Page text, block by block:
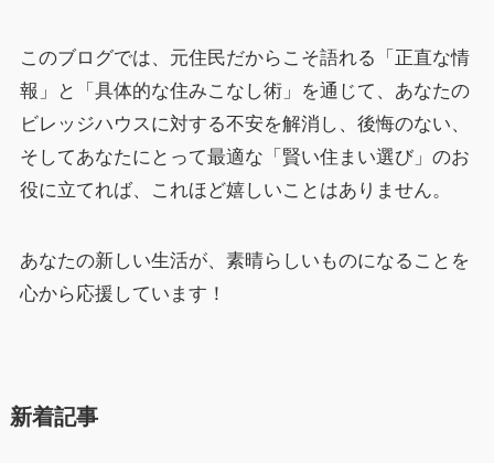
このブログでは、元住民だからこそ語れる「正直な情
報」と「具体的な住みこなし術」を通じて、あなたの
ビレッジハウスに対する不安を解消し、後悔のない、
そしてあなたにとって最適な「賢い住まい選び」のお
役に立てれば、これほど嬉しいことはありません。
あなたの新しい生活が、素晴らしいものになることを
心から応援しています！
新着記事